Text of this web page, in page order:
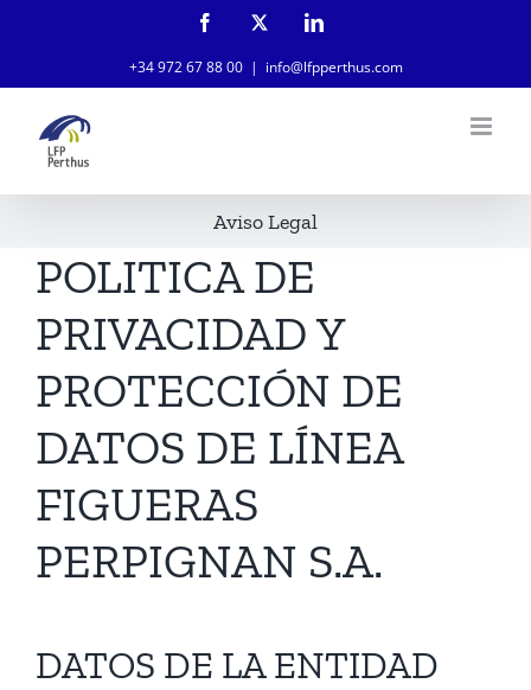
contenido
Facebook
X
Twitter
LinkedIn
+34 972 67 88 00 | info@lfpperthus.com
Aviso Legal
POLITICA DE
PRIVACIDAD Y
PROTECCIÓN DE
DATOS DE LÍNEA
FIGUERAS
PERPIGNAN S.A.
DATOS DE LA ENTIDAD